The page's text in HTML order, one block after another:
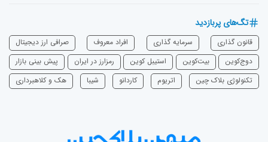
تگ‌های پربازدید
قانون گذاری سرمایه‌ گذاری افراد معروف
صرافی ارز دیجیتال
دوج‌کوین
بیت‌کوین استیبل کوین رمزارز در ایران
پیش بینی بازار
تکنولوژی بلاک چین
اتریوم ‌کاردانو شیبا هک و کلاهبرداری